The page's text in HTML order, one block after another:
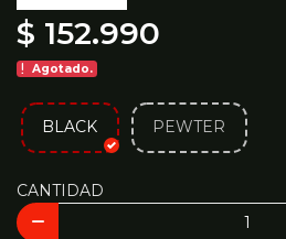
$ 152.990
Agotado.
BLACK PEWTER
CANTIDAD